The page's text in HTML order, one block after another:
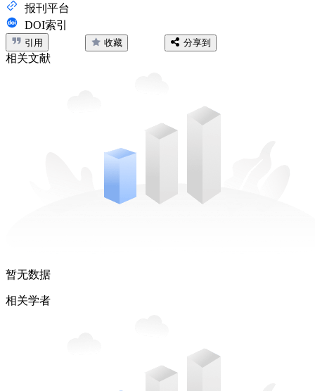
报刊平台
DOI索引
引用 收藏 分享到
相关文献
暂无数据
相关学者